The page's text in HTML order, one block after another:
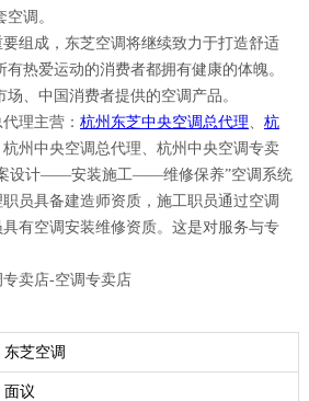
调。
成，东芝空调将继续致力于打造舒适
热爱运动的消费者都拥有健康的体魄。
、中国消费者提供的空调产品。
理主营： 杭州东芝中央空调总代理、 杭
杭州中央空调总代理、杭州中央空调专卖
设计——安装施工——维修保养”空调系统
员具备建造师资质，施工职员通过空调
有空调安装维修资质。这是对服务与专
卖店-空调专卖店
东芝空调
面议